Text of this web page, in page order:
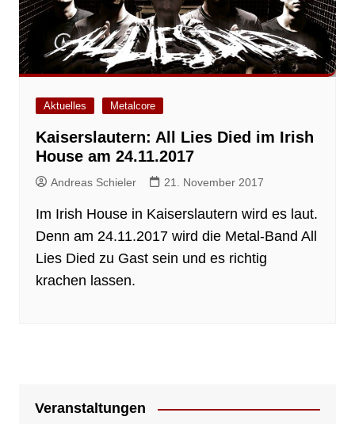
Aktuelles Metalcore
Kaiserslautern: All Lies Died im Irish
House am 24.11.2017
Andreas Schieler 21. November 2017
Im Irish House in Kaiserslautern wird es laut.
Denn am 24.11.2017 wird die Metal-Band All
Lies Died zu Gast sein und es richtig
krachen lassen.
Veranstaltungen